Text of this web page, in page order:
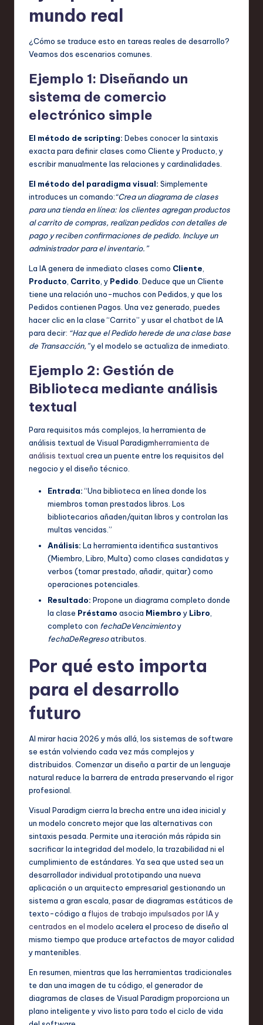
mundo real
¿Cómo se traduce esto en tareas reales de desarrollo?
Veamos dos escenarios comunes.
Ejemplo 1: Diseñando un
sistema de comercio
electrónico simple
El método de scripting: Debes conocer la sintaxis
exacta para definir clases como Cliente y Producto, y
escribir manualmente las relaciones y cardinalidades.
El método del paradigma visual: Simplemente
introduces un comando:“Crea un diagrama de clases
para una tienda en línea: los clientes agregan productos
al carrito de compras, realizan pedidos con detalles de
pago y reciben confirmaciones de pedido. Incluye un
administrador para el inventario.”
La IA genera de inmediato clases como Cliente
Producto Carrito , y Pedido . Deduce que un Cliente
tiene una relación uno-muchos con Pedidos, y que los
Pedidos contienen Pagos. Una vez generado, puedes
hacer clic en la clase “Carrito” y usar el chatbot de IA
para decir: “Haz que el Pedido herede de una clase base
de Transacción,”y el modelo se actualiza de inmediato.
Ejemplo 2: Gestión de
Biblioteca mediante análisis
textual
Para requisitos más complejos, la herramienta de
análisis textual de Visual Paradigmherramienta de
análisis textual crea un puente entre los requisitos del
negocio y el diseño técnico.
Entrada:“Una biblioteca en línea donde los
miembros toman prestados libros. Los
bibliotecarios añaden/quitan libros y controlan las
multas vencidas.”
Análisis: La herramienta identifica sustantivos
(Miembro, Libro, Multa) como clases candidatas y
verbos (tomar prestado, añadir, quitar) como
operaciones potenciales.
Resultado: Propone un diagrama completo donde
la clase Préstamo asocia Miembro y Libro
completo con fechaDeVencimientoy
fechaDeRegresoatributos.
Por qué esto importa
para el desarrollo
futuro
Al mirar hacia 2026 y más allá, los sistemas de software
se están volviendo cada vez más complejos y
distribuidos. Comenzar un diseño a partir de un lenguaje
natural reduce la barrera de entrada preservando el rigor
profesional.
Visual Paradigm cierra la brecha entre una idea inicial y
un modelo concreto mejor que las alternativas con
sintaxis pesada. Permite una iteración más rápida sin
sacrificar la integridad del modelo, la trazabilidad ni el
cumplimiento de estándares. Ya sea que usted sea un
desarrollador individual prototipando una nueva
aplicación o un arquitecto empresarial gestionando un
sistema a gran escala, pasar de diagramas estáticos de
texto-código a flujos de trabajo impulsados por IA y
centrados en el modelo acelera el proceso de diseño al
mismo tiempo que produce artefactos de mayor calidad
y mantenibles.
En resumen, mientras que las herramientas tradicionales
te dan una imagen de tu código, el generador de
diagramas de clases de Visual Paradigm proporciona un
plano inteligente y vivo listo para todo el ciclo de vida